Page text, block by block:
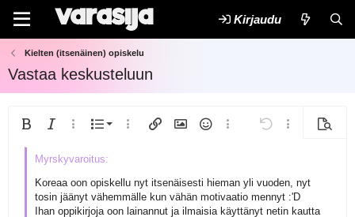
Kirjaudu
Kielten (itsenäinen) opiskelu
Vastaa keskusteluun
LihavoituKursivoitu
Lisää vaihtoehtoja...
Lista
Järjestetty lista
Sisennys
Ulonna
Lisää vaihtoehtoja...
Lisää linkki
Lisää kuva
HymiötLisää vaihtoehtoja...
KumoaLisää
Fontin koko
9
10
12
Tekstin väri
Kirjasintyyli
Book Antiqua
Courier New
Yliviivattu
OjennusTasaa vasemmalle
Keskitä
Tasaa oikealle
Kappalemuoto
Normal
Heading 1
Lisää GIF
LainausLisää video/media
Lisää taulukko
Uudelleen
Vaihda BB-koodiin tai pois
Poista muotoilu
Luonnokset
Poista luonnos
Koreaa oon opiskellu nyt itsenäisesti hieman yli vuoden, nyt
tosin jäänyt vähemmälle kun vähän motivaatio mennyt :'D
Ihan oppikirjoja oon lainannut ja ilmaisia käyttänyt netin kautta